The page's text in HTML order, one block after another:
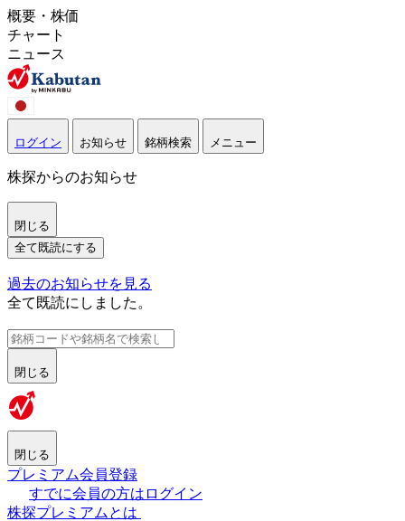
概要・株価
チャート
ニュース
ログイン お知らせ 銘柄検索 メニュー
株探からのお知らせ
閉じる
全て既読にする
過去のお知らせを見る
全て既読にしました。
閉じる
閉じる
プレミアム会員登録
すでに会員の方はログイン
株探プレミアムとは